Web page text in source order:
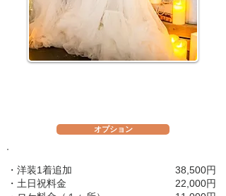
オプション
・洋装1着追加
​・土日祝料金
38,500円
​22,000円